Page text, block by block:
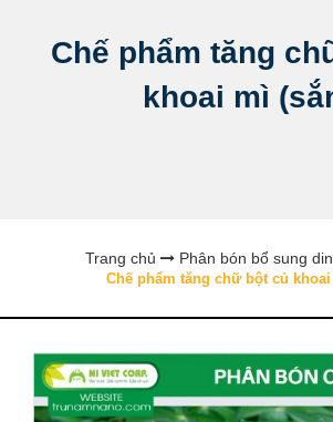
Chế phẩm tăng
khoai mì
Trang chủ Phân bón bổ sung
Chế phẩm tăng chữ bột củ